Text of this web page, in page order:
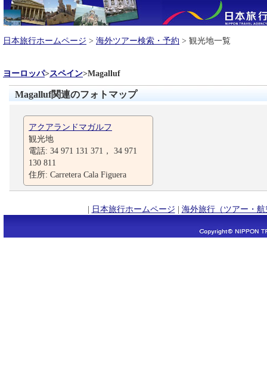
日本旅行ホームページ > 海外ツアー検索・予約 > 観光地一覧
ヨーロッパ>スペイン>Magalluf
Magalluf関連のフォトマップ
アクアランドマガルフ
観光地
電話: 34 971 131 371， 34 971
130 811
住所: Carretera Cala Figuera
| 日本旅行ホームページ | 海外旅行（ツアー・航